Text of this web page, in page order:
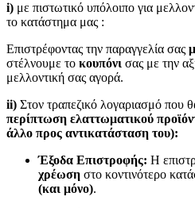
i) με πιστωτικό υπόλοιπο για
το κατάστημα μας :
Επιστρέφοντας την παραγγελία σας
στέλνουμε το κουπόνι σας με την
μελλοντική σας αγορά.
ii) Στον τραπεζικό λογαριασμό που
περίπτωση ελαττωματικού
άλλο προς αντικατάσταση του):
Έξοδα Επιστροφής: Η
χρέωση στο κοντινότερο
(και μόνο).